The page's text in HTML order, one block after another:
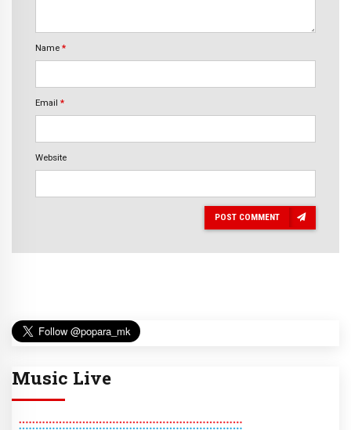
Name *
Email *
Website
POST COMMENT
Music Live